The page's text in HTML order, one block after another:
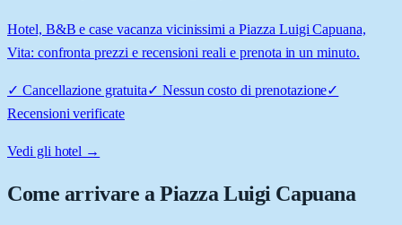
Hotel, B&B e case vacanza vicinissimi a Piazza Luigi Capuana,
Vita: confronta prezzi e recensioni reali e prenota in un minuto.
✓ Cancellazione gratuita✓ Nessun costo di prenotazione✓
Recensioni verificate
Vedi gli hotel →
Come arrivare aPiazza Luigi Capuana